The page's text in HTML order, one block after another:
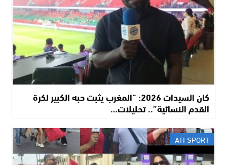
​كان السيدات 2026: “المغرب يثبت حبه الكبير لكرة
القدم النسائية”.. تحليلات…
ATI SPORT